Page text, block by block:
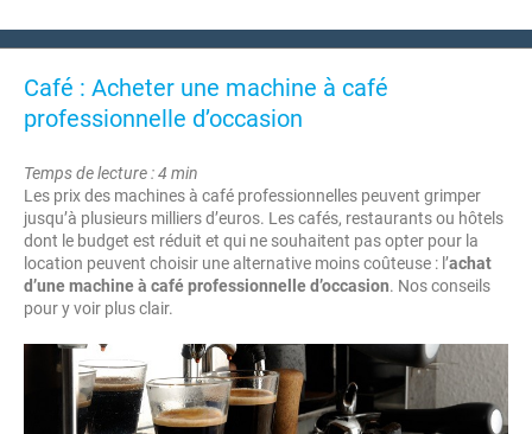
Café : Acheter une machine à café
professionnelle d’occasion
Temps de lecture : 4 min
Les prix des machines à café professionnelles peuvent grimper
jusqu’à plusieurs milliers d’euros. Les cafés, restaurants ou hôtels
dont le budget est réduit et qui ne souhaitent pas opter pour la
location peuvent choisir une alternative moins coûteuse : l’achat
d’une machine à café professionnelle d’occasion. Nos conseils
pour y voir plus clair.